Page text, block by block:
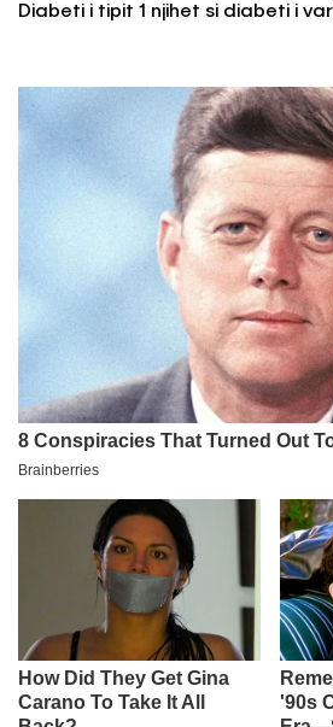
Diabeti i tipit 1 njihet si diabeti i